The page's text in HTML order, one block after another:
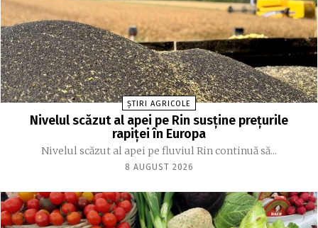
ȘTIRI AGRICOLE
Nivelul scăzut al apei pe Rin susține prețurile
rapiței în Europa
Nivelul scăzut al apei pe fluviul Rin continuă să...
8 AUGUST 2026